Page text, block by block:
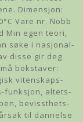
Dimensjon:
Vare nr. Nobb
Min egen teori,
søke i nasjonal-
disse gir deg
bokstaver:
vitenskaps-
funksjon, altets-
bevissthets-
til dannelse